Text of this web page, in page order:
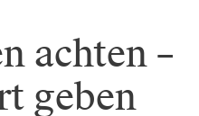
achten –
geben